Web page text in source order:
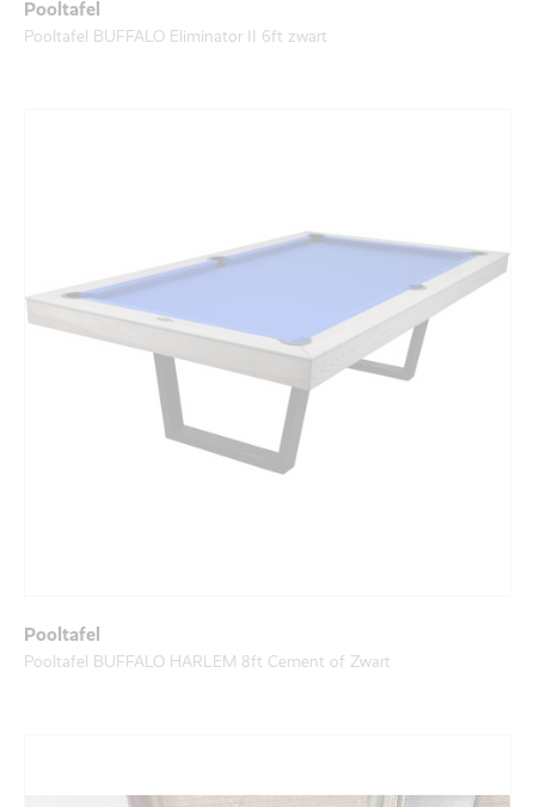
Pooltafel
Pooltafel BUFFALO Eliminator II 6ft zwart
Pooltafel
Pooltafel BUFFALO HARLEM 8ft Cement of Zwart